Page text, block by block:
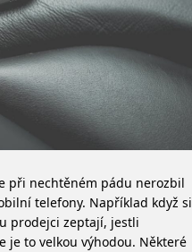
při nechtěném pádu nerozbil
telefony. Například když si
prodejci zeptají, jestli
je to velkou výhodou. Některé